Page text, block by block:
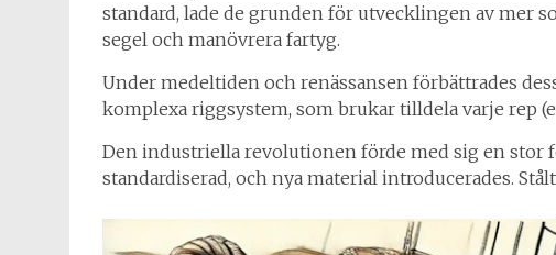
standard, lade de grunden för utvecklingen av mer
segel och manövrera fartyg.
Under medeltiden och renässansen förbättrades
komplexa riggsystem, som brukar tilldela varje rep
Den industriella revolutionen förde med sig en
standardiserad, och nya material introducerades.